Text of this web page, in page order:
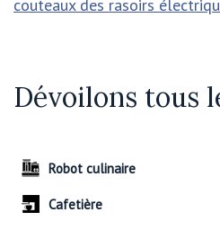
couteaux des rasoirs
Dévoilons tous
Robot culinaire
Cafetière